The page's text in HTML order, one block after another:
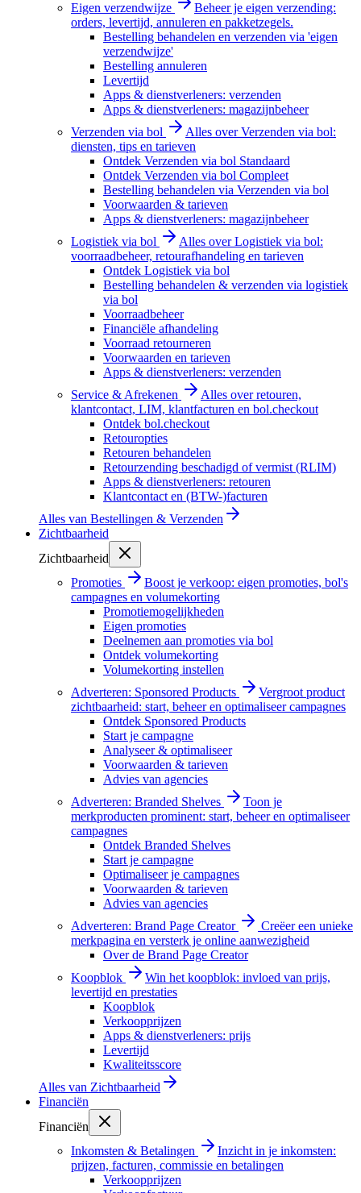
Eigen verzendwijze
Beheer je eigen verzending:
orders, levertijd, annuleren en pakketzegels.
Bestelling behandelen en verzenden via 'eigen
verzendwijze'
Bestelling annuleren
Levertijd
Apps & dienstverleners: verzenden
Apps & dienstverleners: magazijnbeheer
Verzenden via bol
Alles over Verzenden via bol:
diensten, tips en tarieven
Ontdek Verzenden via bol Standaard
Ontdek Verzenden via bol Compleet
Bestelling behandelen via Verzenden via bol
Voorwaarden & tarieven
Apps & dienstverleners: magazijnbeheer
Logistiek via bol
Alles over Logistiek via bol:
voorraadbeheer, retourafhandeling en tarieven
Ontdek Logistiek via bol
Bestelling behandelen & verzenden via logistiek
via bol
Voorraadbeheer
Financiële afhandeling
Voorraad retourneren
Voorwaarden en tarieven
Apps & dienstverleners: verzenden
Service & Afrekenen
Alles over retouren,
klantcontact, LIM, klantfacturen en bol.checkout
Ontdek bol.checkout
Retouropties
Retouren behandelen
Retourzending beschadigd of vermist (RLIM)
Apps & dienstverleners: retouren
Klantcontact en (BTW-)facturen
Alles van Bestellingen & Verzenden
Zichtbaarheid
Zichtbaarheid
Promoties
Boost je verkoop: eigen promoties, bol's
campagnes en volumekorting
Promotiemogelijkheden
Eigen promoties
Deelnemen aan promoties via bol
Ontdek volumekorting
Volumekorting instellen
Adverteren: Sponsored Products
Vergroot product
zichtbaarheid: start, beheer en optimaliseer campagnes
Ontdek Sponsored Products
Start je campagne
Analyseer & optimaliseer
Voorwaarden & tarieven
Advies van agencies
Adverteren: Branded Shelves
Toon je
merkproducten prominent: start, beheer en optimaliseer
campagnes
Ontdek Branded Shelves
Start je campagne
Optimaliseer je campagnes
Voorwaarden & tarieven
Advies van agencies
Adverteren: Brand Page Creator
Creëer een unieke
merkpagina en versterk je online aanwezigheid
Over de Brand Page Creator
Koopblok
Win het koopblok: invloed van prijs,
levertijd en prestaties
Koopblok
Verkoopprijzen
Apps & dienstverleners: prijs
Levertijd
Kwaliteitsscore
Alles van Zichtbaarheid
Financiën
Financiën
Inkomsten & Betalingen
Inzicht in je inkomsten:
prijzen, facturen, commissie en betalingen
Verkoopprijzen